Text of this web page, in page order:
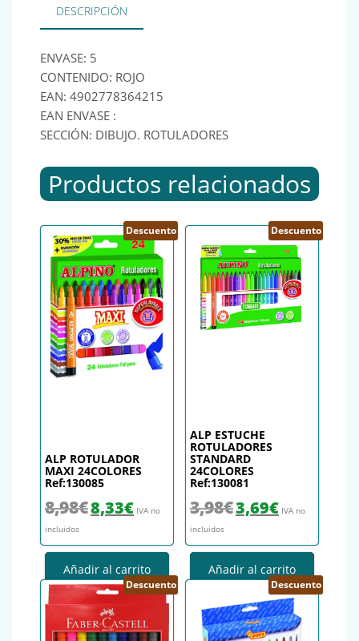
DESCRIPCIÓN
ENVASE: 5
CONTENIDO: ROJO
EAN: 4902778364215
EAN ENVASE :
SECCIÓN: DIBUJO. ROTULADORES
Productos relacionados
Descuento
ALP ROTULADOR
MAXI 24COLORES
Ref:130085
8,98€ El precio original era: 8,98€.
8,33€El precio actual es: 8,33€.
IVA no
incluidos
Añadir al carrito
Descuento
ALP ESTUCHE
ROTULADORES
STANDARD
24COLORES
Ref:130081
3,98€ El precio original era: 3,98€.
3,69€El precio actual
IVA no
incluidos
Añadir al carrito
Descuento Descuento